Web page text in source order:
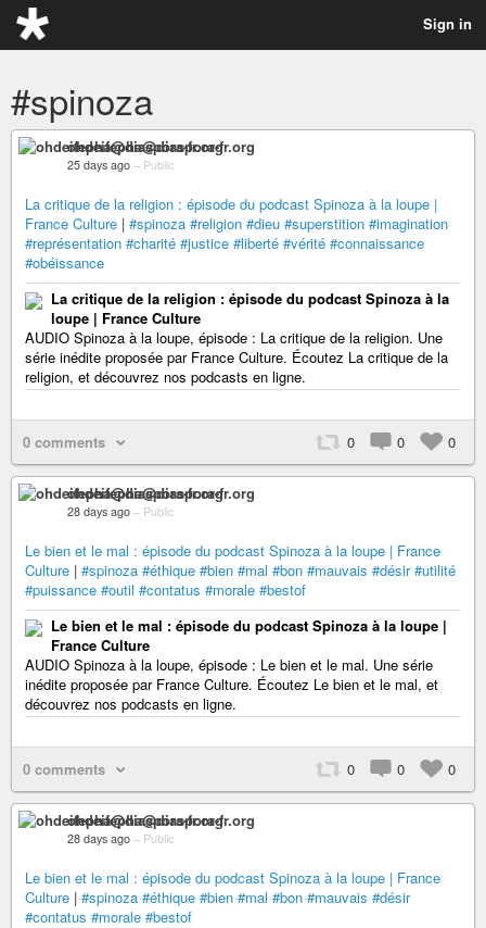
Sign in
#spinoza
ohdeifepha@diaspora-fr.org
25 days ago – Public
La critique de la religion : épisode du podcast Spinoza à la loupe |
France Culture | #spinoza #religion #dieu #superstition #imagination
#représentation #charité #justice #liberté #vérité #connaissance
#obéissance
La critique de la religion : épisode du podcast Spinoza à la
loupe | France Culture
AUDIO Spinoza à la loupe, épisode : La critique de la religion. Une
série inédite proposée par France Culture. Écoutez La critique de la
religion, et découvrez nos podcasts en ligne.
0 comments 0 0 0
ohdeifepha@diaspora-fr.org
28 days ago – Public
Le bien et le mal : épisode du podcast Spinoza à la loupe | France
Culture | #spinoza #éthique #bien #mal #bon #mauvais #désir #utilité
#puissance #outil #contatus #morale #bestof
Le bien et le mal : épisode du podcast Spinoza à la loupe |
France Culture
AUDIO Spinoza à la loupe, épisode : Le bien et le mal. Une série
inédite proposée par France Culture. Écoutez Le bien et le mal, et
découvrez nos podcasts en ligne.
0 comments 0 0 0
ohdeifepha@diaspora-fr.org
28 days ago – Public
Le bien et le mal : épisode du podcast Spinoza à la loupe | France
Culture | #spinoza #éthique #bien #mal #bon #mauvais #désir
#contatus #morale #bestof